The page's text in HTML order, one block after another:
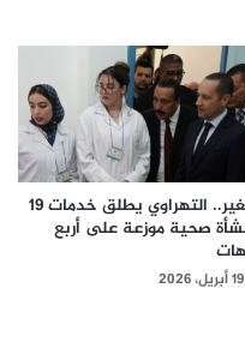
تنغير.. التهراوي يطلق خدمات 19
صحية موزعة على أربع
19 أبريل، 2026